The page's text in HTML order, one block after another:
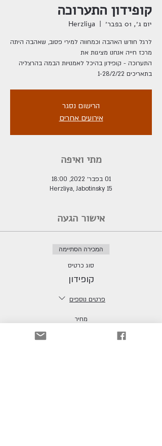
קופידון התערוכה
יום ג׳, 01 בפבר׳
  |
Herzliya
לרגל חודש האהבה וכמחווה למירי פסוב, שאהבה היתה
התערוכה - קופידון בהיכל לאמנויות הבמה בהרצליה
בתאריכים 1-28/2/22
הרישום נסגר
אירועים אחרים
מתי ואיפה
01 בפבר׳ 2022, 18:00
Herzliya, Jabotinsky 15
אישור הגעה
המכירה הסתיימה
סוג כרטיס
קופידון
פרטים נוספים
מחיר